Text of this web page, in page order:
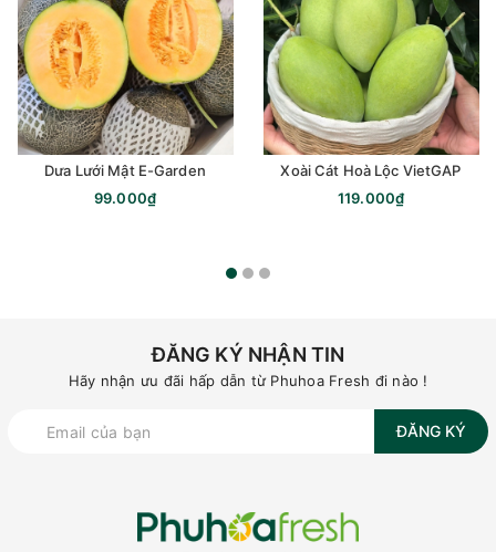
Dưa Lưới Mật E-Garden
99.000₫
Xoài Cát Hoà Lộc VietGAP
119.000₫
ĐĂNG KÝ NHẬN TIN
Hãy nhận ưu đãi hấp dẫn từ Phuhoa Fresh đi nào !
ĐĂNG KÝ